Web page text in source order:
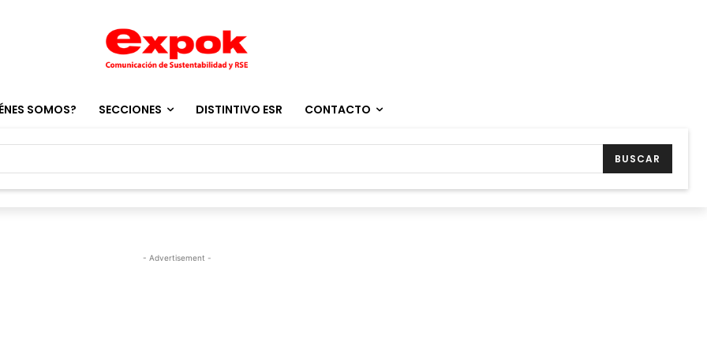
SOMOS? SECCIONES DISTINTIVO ESR CONTACTO
BUSCAR
- Advertisement -